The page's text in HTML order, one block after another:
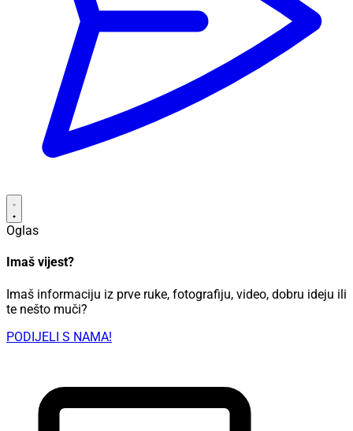
Oglas
Imaš vijest?
Imaš informaciju iz prve ruke, fotografiju, video, dobru ideju ili
te nešto muči?
PODIJELI S NAMA!